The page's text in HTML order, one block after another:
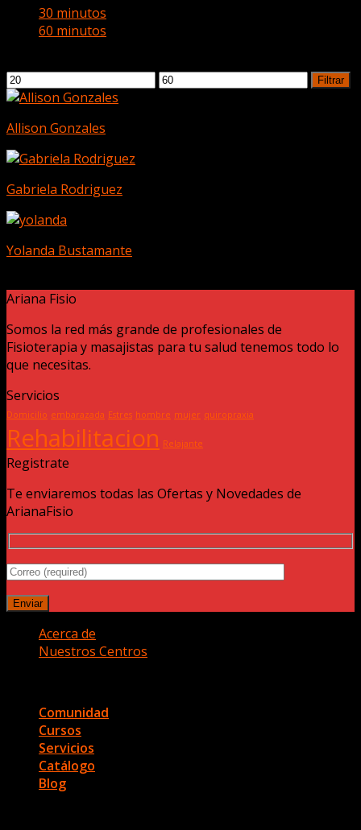
30 minutos
60 minutos
Precio
mínimo
Precio
Filtrar
Allison Gonzales
Gabriela Rodriguez
Yolanda Bustamante
Ariana Fisio
Somos la red más grande de profesionales de
Fisioterapia y masajistas para tu salud tenemos todo lo
que necesitas.
Servicios
Domicilio embarazada Estres hombre mujer quiropraxia
Rehabilitacion Relajante
Registrate
Te enviaremos todas las Ofertas y Novedades de
ArianaFisio
Acerca de
Nuestros Centros
Comunidad
Cursos
Servicios
Catálogo
Blog